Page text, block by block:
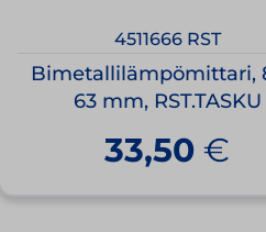
4511666 RST
Bimetallilämpömittari,
63 mm, RST.TASKU
33,50 €